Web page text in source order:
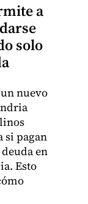
a
solo
nuevo
si pagan
en
Esto